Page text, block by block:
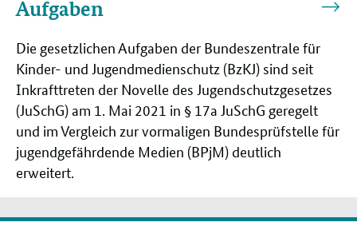
Aufgaben
Aufgaben
Die gesetzlichen Aufgaben der Bundeszentrale für
Kinder- und Jugendmedienschutz (BzKJ) sind seit
Inkrafttreten der Novelle des Jugendschutzgesetzes
(JuSchG) am 1. Mai 2021 in § 17a JuSchG geregelt
und im Vergleich zur vormaligen Bundesprüfstelle für
jugendgefährdende Medien (BPjM) deutlich
erweitert.